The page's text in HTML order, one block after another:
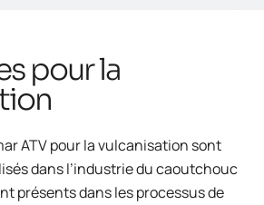
pour la
ATV pour la vulcanisation sont
dans l’industrie du caoutchouc
présents dans les processus de